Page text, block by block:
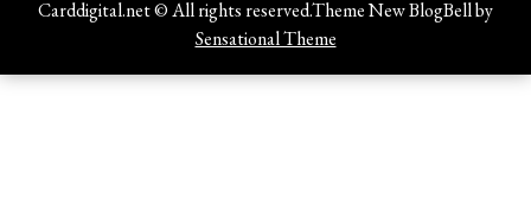
Carddigital.net © All rights reserved.Theme New BlogBell by
Sensational Theme